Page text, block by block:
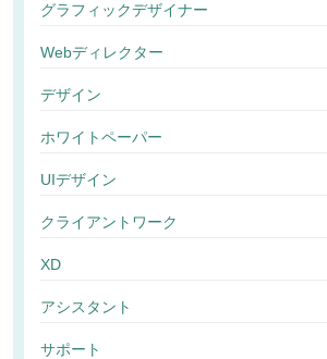
グラフィックデザイナー
Webディレクター
デザイン
ホワイトペーパー
UIデザイン
クライアントワーク
XD
アシスタント
サポート